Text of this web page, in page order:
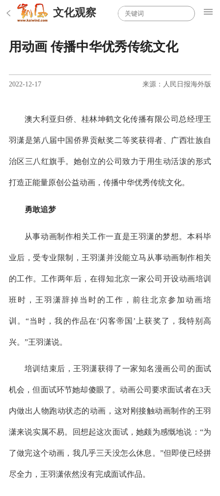
文化观察
用动画 传播中华优秀传统文化
2022-12-17 来源：人民日报海外版
澳大利亚归侨、桂林坤鹤文化传播有限公司总经理王
羽潇是第八届中国侨界贡献奖二等奖获得者、广西壮族自
治区三八红旗手。她创立的公司致力于用生动活泼的形式
打造正能量原创公益动画，传播中华优秀传统文化。
勇敢追梦
从事动画制作相关工作一直是王羽潇的梦想。本科毕
业后，受专业限制，王羽潇并没能立马从事动画制作相关
的工作。工作两年后，在得知北京一家公司开设动画培训
班时，王羽潇辞掉当时的工作，前往北京参加动画培
训。“当时，我的作品在‘闪客帝国’上获奖了，我特别高
兴。”王羽潇说。
培训结束后，王羽潇获得了一家知名漫画公司的面试
机会，但面试环节她却傻眼了。动画公司要求面试者在3天
内做出人物跑动状态的动画，这对刚接触动画制作的王羽
潇来说实属不易。回想起这次面试，她颇为感慨地说：“为
了做完这个动画，我几乎三天没怎么休息。”但即使已经拼
尽全力，王羽潇依然没有完成面试作品。